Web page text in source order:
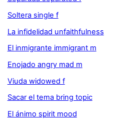
Soltera single f
La infidelidad unfaithfulness
El inmigrante immigrant m
Enojado angry mad m
Viuda widowed f
Sacar el tema bring topic
El ánimo spirit mood